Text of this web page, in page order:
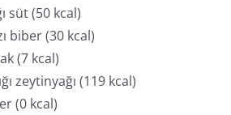
süt (50 kcal)
biber (30 kcal)
(7 kcal)
zeytinyağı (119 kcal)
(0 kcal)